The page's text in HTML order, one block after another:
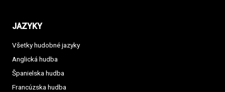
JAZYKY
Všetky hudobné jazyky
Anglická hudba
Španielska hudba
Francúzska hudba